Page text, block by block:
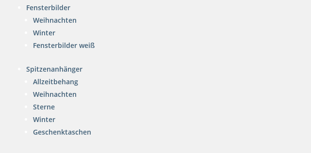
Fensterbilder
Weihnachten
Winter
Fensterbilder weiß
Spitzenanhänger
Allzeitbehang
Weihnachten
Sterne
Winter
Geschenktaschen